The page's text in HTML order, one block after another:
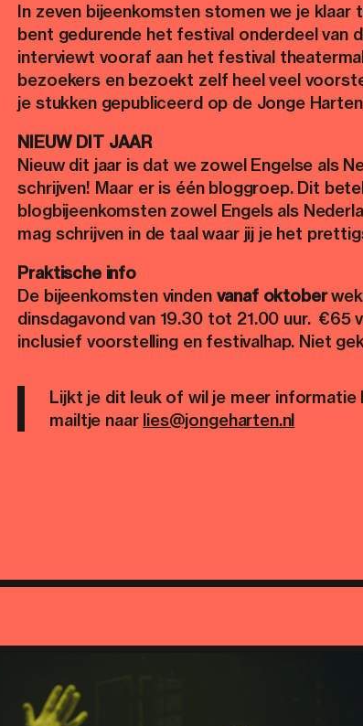
In zeven bijeenkomsten stomen we je
bent gedurende het festival onderdeel van
interviewt vooraf aan het festival
bezoekers en bezoekt zelf heel veel
je stukken gepubliceerd op de Jonge
NIEUW DIT JAAR
Nieuw dit jaar is dat we zowel Engelse als
schrijven! Maar er is één bloggroep. Dit
blogbijeenkomsten zowel Engels als
mag schrijven in de taal waar jij je het
Praktische info
De bijeenkomsten vinden vanaf oktober
dinsdagavond van 19.30 tot 21.00 uur. €65
inclusief voorstelling en festivalhap. Niet
Lijkt je dit leuk of wil je meer informatie
mailtje naar lies@jongeharten.nl